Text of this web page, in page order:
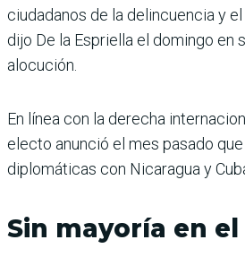
ciudadanos de la delincuencia y
dijo De la Espriella el domingo en
alocución.
En línea con la derecha
electo anunció el mes pasado
diplomáticas con Nicaragua y
Sin mayoría en